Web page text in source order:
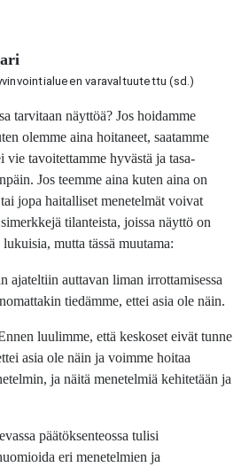
varavaltuutettu (sd.)
tarvitaan näyttöä? Jos hoidamme
olemme aina hoitaneet, saatamme
vie tavoitettamme hyvästä ja tasa-
Jos teemme aina kuten aina on
jopa haitalliset menetelmät voivat
tilanteista, joissa näyttö on
mutta tässä muutama:
ajateltiin auttavan liman irrottamisessa
tiedämme, ettei asia ole näin.
luulimme, että keskoset eivät tunne
asia ole näin ja voimme hoitaa
ja näitä menetelmiä kehitetään ja
päätöksenteossa tulisi
eri menetelmien ja